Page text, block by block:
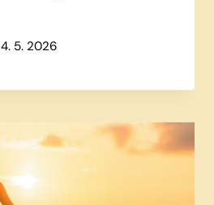
4. 5. 2026